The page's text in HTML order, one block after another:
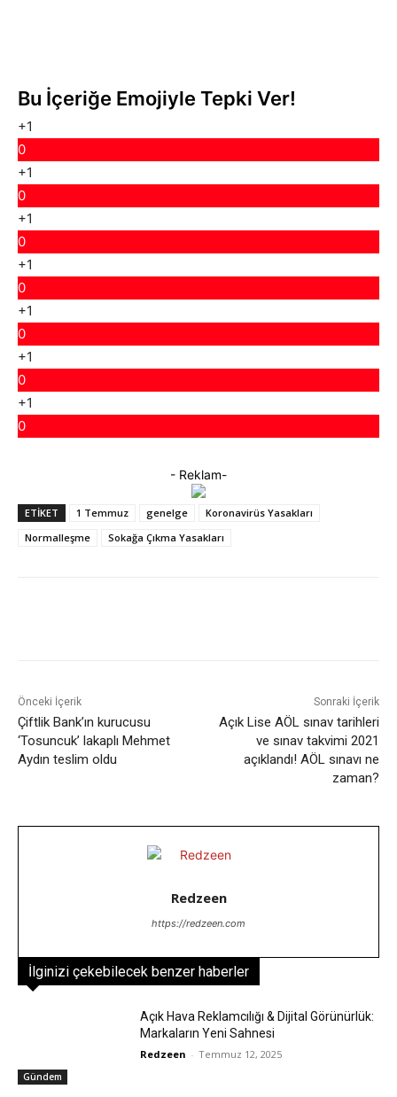
Bu İçeriğe Emojiyle Tepki Ver!
+1
0
+1
0
+1
0
+1
0
+1
0
+1
0
+1
0
- Reklam-
ETIKET 1 Temmuz genelge
Koronavirüs Yasakları
Normalleşme
Sokağa Çıkma Yasakları
Önceki İçerik
Çiftlik Bank’ın kurucusu
‘Tosuncuk’ lakaplı Mehmet
Aydın teslim oldu
Sonraki İçerik
Açık Lise AÖL sınav tarihleri
ve sınav takvimi 2021
açıklandı! AÖL sınavı ne
zaman?
Redzeen
https://redzeen.com
İlginizi çekebilecek benzer haberler
Gündem
Açık Hava Reklamcılığı & Dijital Görünürlük:
Markaların Yeni Sahnesi
Redzeen - Temmuz 12, 2025